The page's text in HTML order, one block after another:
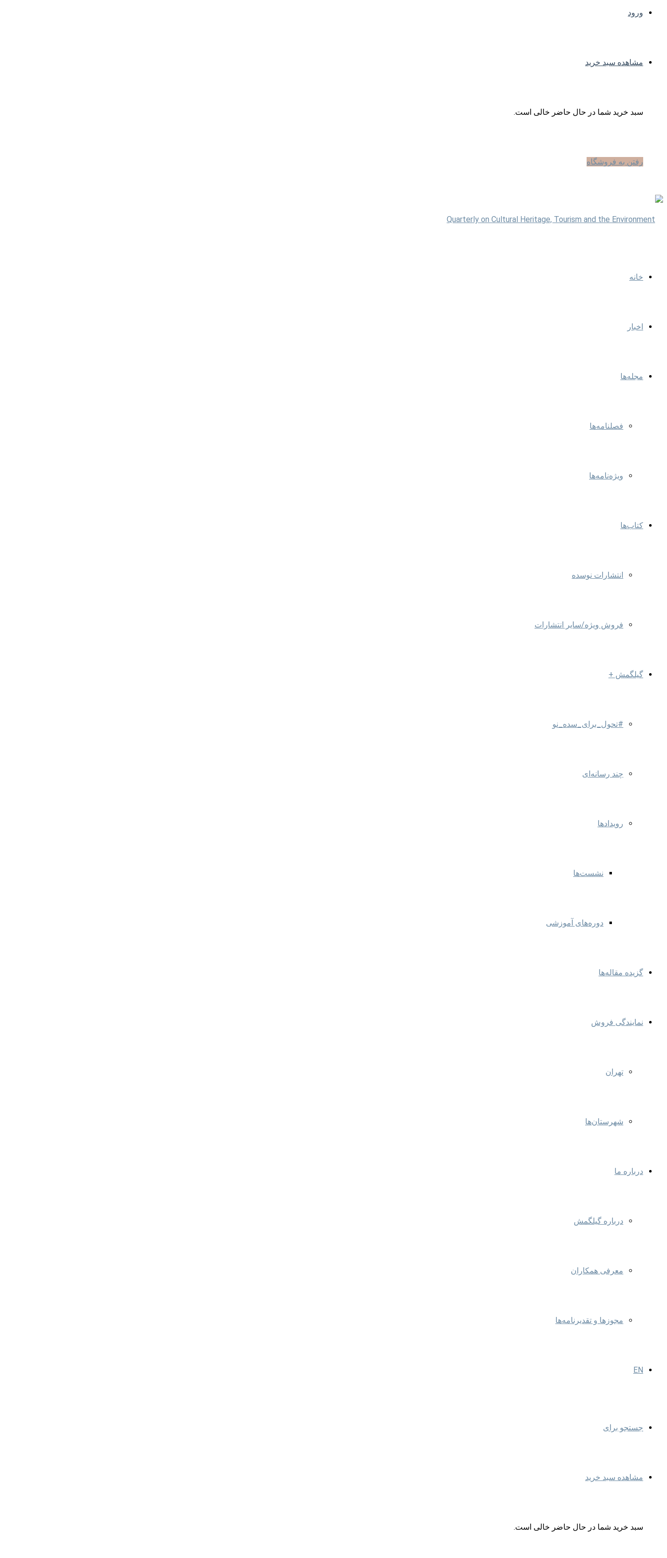
ورود
مشاهده سبد خرید
سبد خرید شما در حال حاضر خالی است.
رفتن به فروشگاه
خانه
اخبار
مجله‌ها
فصلنامه‌ها
ویژه‌نامه‌ها
کتاب‌ها
انتشارات نوسده
فروش ویژه/سایر انتشارات
گیلگمش +
#تحول_برای_سده_نو
چند رسانه‌ای
رویدادها
نشست‌ها
دوره‌های آموزشی
گزیده مقاله‌ها
نمایندگی‌ فروش
تهران
شهرستان‌ها
درباره ما
درباره گیلگمش
معرفی همکاران
مجوزها و تقدیرنامه‌ها
EN
جستجو برای
مشاهده سبد خرید
سبد خرید شما در حال حاضر خالی است.